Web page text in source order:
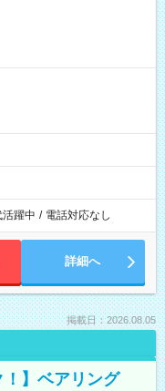
躍中 / 電話対応なし
詳細へ
掲載日：2026.08.05
！】ベアリング